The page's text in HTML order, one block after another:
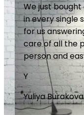
Great service
invests heavily
is meticulous,
little extra that
recommend it
purchase!
L
Lina Castrechini